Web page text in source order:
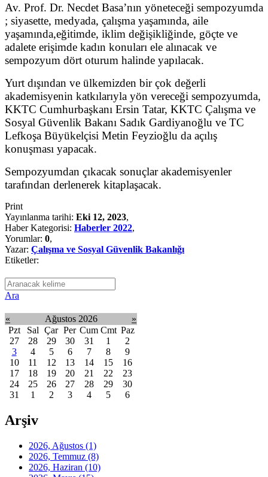
Av. Prof. Dr. Necdet Basa’nın yöneteceği sempozyumda
; siyasette, medyada, çalışma yaşamında, aile
yaşamında,eğitimde, iklim değişikliğinde, göçte ve
adalete erişimde kadın konuları ele alınacak ve
sempozyum dört oturum halinde yapılacak.
Yurt dışından ve ülkemizden bir çok değerli
akademisyenin katkılarıyla yön vereceği sempozyumda,
KKTC Cumhurbaşkanı Ersin Tatar, KKTC Çalışma ve
Sosyal Güvenlik Bakanı Sadık Gardiyanoğlu ve TC
Lefkoşa Büyükelçisi Metin Feyzioğlu da açılış
konuşması yapacak.
Sempozyumdan çıkacak sonuçlar akademisyenler
tarafından derlenerek kitaplaşacak.
Print
Yayınlanma tarihi: Eki 12, 2023,
Haber Kategorisi: Haberler 2022,
Yorumlar: 0,
Yazar: Çalışma ve Sosyal Güvenlik Bakanlığı
Etiketler:
Ara
« Ağustos 2026
»
Pzt
Sal Çar Per Cum Cmt Paz
27
28 29 30 31 1
2
3
4 5 6 7 8
9
10
11 12 13 14 15
16
17
18 19 20 21 22
23
24
25 26 27 28 29
30
31
1 2 3 4 5 6
Arşiv
2026, Ağustos (1)
2026, Temmuz (8)
2026, Haziran (10)